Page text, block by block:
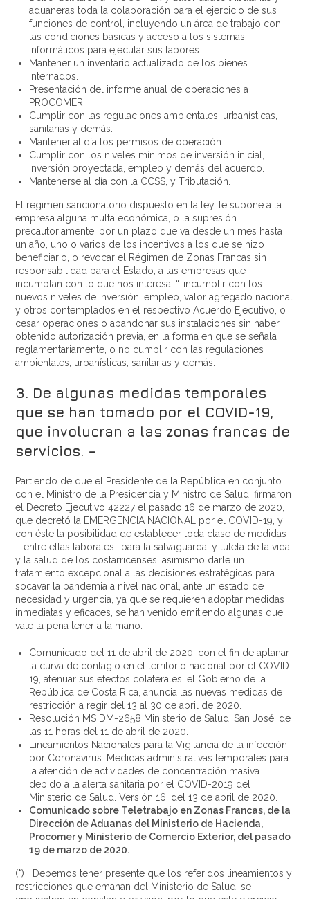
aduaneras toda la colaboración para el ejercicio de sus
funciones de control, incluyendo un área de trabajo con
las condiciones básicas y acceso a los sistemas
informáticos para ejecutar sus labores.
Mantener un inventario actualizado de los bienes
internados.
Presentación del informe anual de operaciones a
PROCOMER.
Cumplir con las regulaciones ambientales, urbanísticas,
sanitarias y demás.
Mantener al día los permisos de operación.
Cumplir con los niveles mínimos de inversión inicial,
inversión proyectada, empleo y demás del acuerdo.
Mantenerse al día con la CCSS, y Tributación.
El régimen sancionatorio dispuesto en la ley, le supone a la
empresa alguna multa económica, o la supresión
precautoriamente, por un plazo que va desde un mes hasta
un año, uno o varios de los incentivos a los que se hizo
beneficiario, o revocar el Régimen de Zonas Francas sin
responsabilidad para el Estado, a las empresas que
incumplan con lo que nos interesa, “…incumplir con los
nuevos niveles de inversión, empleo, valor agregado nacional
y otros contemplados en el respectivo Acuerdo Ejecutivo, o
cesar operaciones o abandonar sus instalaciones sin haber
obtenido autorización previa, en la forma en que se señala
reglamentariamente, o no cumplir con las regulaciones
ambientales, urbanísticas, sanitarias y demás.
3. De algunas medidas temporales
que se han tomado por el COVID-19,
que involucran a las zonas francas de
servicios. –
Partiendo de que el Presidente de la República en conjunto
con el Ministro de la Presidencia y Ministro de Salud, firmaron
el Decreto Ejecutivo 42227 el pasado 16 de marzo de 2020,
que decretó la EMERGENCIA NACIONAL por el COVID-19, y
con éste la posibilidad de establecer toda clase de medidas
– entre ellas laborales- para la salvaguarda, y tutela de la vida
y la salud de los costarricenses; asimismo darle un
tratamiento excepcional a las decisiones estratégicas para
socavar la pandemia a nivel nacional, ante un estado de
necesidad y urgencia, ya que se requieren adoptar medidas
inmediatas y eficaces, se han venido emitiendo algunas que
vale la pena tener a la mano:
Comunicado del 11 de abril de 2020, con el fin de aplanar
la curva de contagio en el territorio nacional por el COVID-
19, atenuar sus efectos colaterales, el Gobierno de la
República de Costa Rica, anuncia las nuevas medidas de
restricción a regir del 13 al 30 de abril de 2020.
Resolución MS DM-2658 Ministerio de Salud, San José, de
las 11 horas del 11 de abril de 2020.
Lineamientos Nacionales para la Vigilancia de la infección
por Coronavirus: Medidas administrativas temporales para
la atención de actividades de concentración masiva
debido a la alerta sanitaria por el COVID-2019 del
Ministerio de Salud. Versión 16, del 13 de abril de 2020.
Comunicado sobre Teletrabajo en Zonas Francas, de la
Dirección de Aduanas del Ministerio de Hacienda,
Procomer y Ministerio de Comercio Exterior, del pasado
19 de marzo de 2020.
(*) Debemos tener presente que los referidos lineamientos y
restricciones que emanan del Ministerio de Salud, se